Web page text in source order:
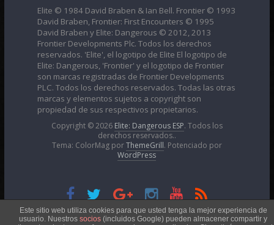
Elite © 1984 David Braben & Ian Bell. Frontier © 1993
David Braben, Frontier: First Encounters © 1995
David Braben y Elite: Dangerous © 2012, 2013
Frontier Developments Plc. Todos los derechos
reservados. 'Elite', el logotipo de Elite El logotipo de
Elite: Dangerous, 'Frontier' y el logotipo de Frontier
son marcas registradas de Frontier Developments
PLC. Todos los derechos reservados. Todas las otras
marcas y elementos sujetos a copyright son
propiedad de sus respectivos propietarios.
Copyright © 2026 Elite: Dangerous ESP. Todos los
derechos reservados..
Tema: ColorMag porThemeGrill. Potenciado por
WordPress
Esta obra está bajo unaLicencia Creative Commons
Este sitio web utiliza cookies para que usted tenga la mejor experiencia de
usuario. Nuestros socios (incluidos Google) pueden almacener compartir y